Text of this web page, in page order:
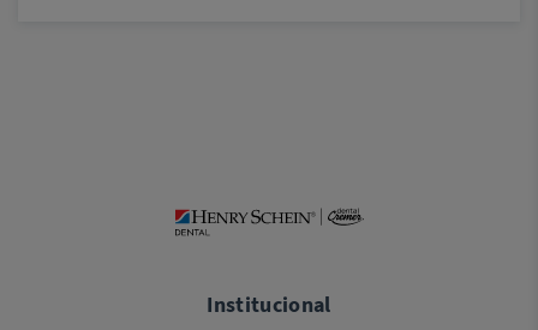
Institucional